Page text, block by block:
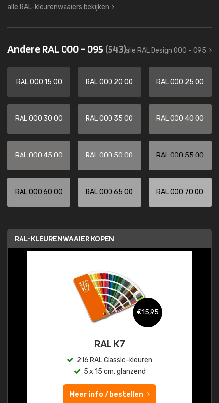
alle RAL-kleurenwaaiers bekijken
Andere RAL 000 - 095 (543)alle RAL Design 000 - 095
RAL 000 15 00 RAL 000 20 00 RAL 000 25 00
RAL 000 30 00 RAL 000 35 00 RAL 000 40 00
RAL 000 45 00 RAL 000 50 00 RAL 000 55 00
RAL 000 60 00 RAL 000 65 00 RAL 000 70 00
RAL-KLEURENWAAIER KOPEN
€15,95
RAL K7
216 RAL Classic-kleuren
5 x 15 cm, glanzend
Meer info / bestellen